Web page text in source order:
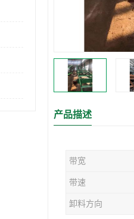
产品描述
带宽
带速
卸料方向